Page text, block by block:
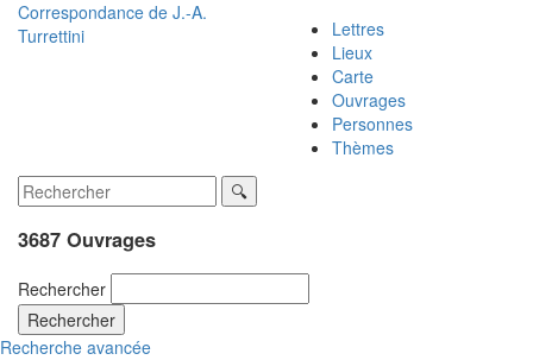
Correspondance de J.-A.
Turrettini
Lettres
Lieux
Carte
Ouvrages
Personnes
Thèmes
3687 Ouvrages
Rechercher
Rechercher
Recherche avancée